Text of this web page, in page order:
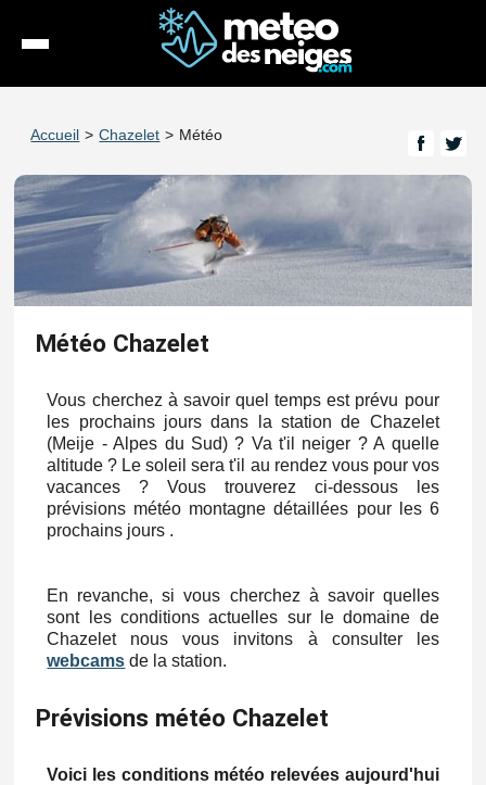
Stations
Webcams
Accueil > Chazelet > Météo
Météo Chazelet
Vous cherchez à savoir quel temps est prévu pour
les prochains jours dans la station de Chazelet
(Meije - Alpes du Sud) ? Va t'il neiger ? A quelle
altitude ? Le soleil sera t'il au rendez vous pour vos
vacances ? Vous trouverez ci-dessous les
prévisions météo montagne détaillées pour les 6
prochains jours .
En revanche, si vous cherchez à savoir quelles
sont les conditions actuelles sur le domaine de
Chazelet nous vous invitons à consulter les
webcams de la station.
Prévisions météo Chazelet
Voici les conditions météo relevées aujourd'hui